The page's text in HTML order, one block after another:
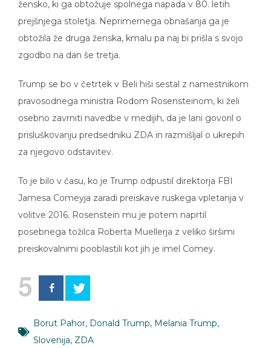
žensko, ki ga obtožuje spolnega napada v 80. letih
prejšnjega stoletja. Neprimernega obnašanja ga je
obtožila že druga ženska, kmalu pa naj bi prišla s svojo
zgodbo na dan še tretja.
Trump se bo v četrtek v Beli hiši sestal z namestnikom
pravosodnega ministra Rodom Rosensteinom, ki želi
osebno zavrniti navedbe v medijih, da je lani govoril o
prisluškovanju predsedniku ZDA in razmišljal o ukrepih
za njegovo odstavitev.
To je bilo v času, ko je Trump odpustil direktorja FBI
Jamesa Comeyja zaradi preiskave ruskega vpletanja v
volitve 2016. Rosenstein mu je potem naprtil
posebnega tožilca Roberta Muellerja z veliko širšimi
preiskovalnimi pooblastili kot jih je imel Comey.
5
Borut Pahor, Donald Trump, Melania Trump,
Slovenija, ZDA